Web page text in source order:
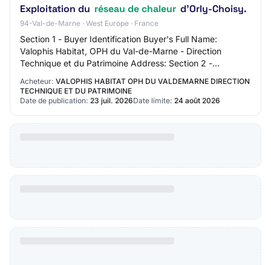
Exploitation du réseau de chaleur d'Orly-Choisy.
94-Val-de-Marne · West Europe · France
Section 1 - Buyer Identification Buyer's Full Name:
Valophis Habitat, OPH du Val-de-Marne - Direction
Technique et du Patrimoine Address: Section 2 -
Acheteur: VALOPHIS HABITAT OPH DU VALDEMARNE DIRECTION
TECHNIQUE ET DU PATRIMOINE
Date de publication: 23 juil. 2026Date limite: 24 août 2026